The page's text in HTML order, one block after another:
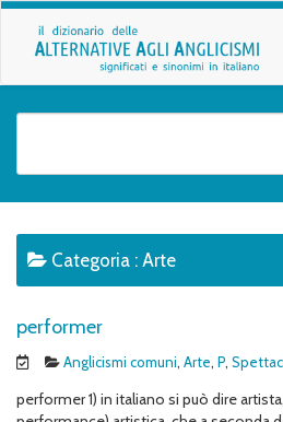
Categoria : Arte
performer
Anglicismi comuni, Arte, P,
performer 1) in italiano si può dire